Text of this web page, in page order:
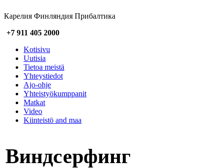
Карелия Финляндия Прибалтика
+7 911 405 2000
Kotisivu
Uutisia
Tietoa meistä
Yhteystiedot
Ajo-ohje
Yhteistyökumppanit
Matkat
Video
Kiinteistö and maa
Виндсерфинг